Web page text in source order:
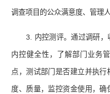
调查项目的公众满意度、管理
3. 内控测评。通过调研
内控健全性，了解部门业务
点，测试部门是否建立并执
度、质量，监控资金使用，